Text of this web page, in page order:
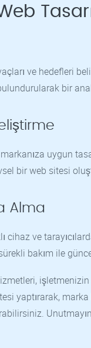
ve hedefleri
bir
uygun
bir web sitesi
Alma
cihaz ve
bakım ile
yaptırarak,